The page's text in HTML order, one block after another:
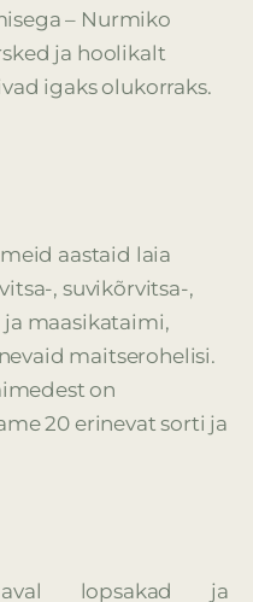
– Nurmiko
ja hoolikalt
igaks olukorraks.
aastaid laia
, suvikõrvitsa-,
maasikataimi,
maitserohelisi.
on
20 erinevat sorti ja
lopsakad ja